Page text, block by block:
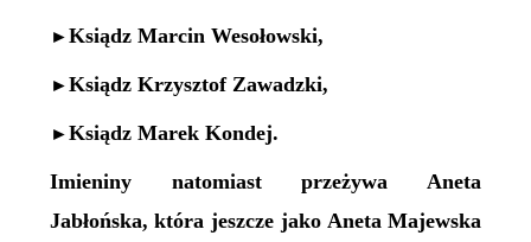
►Ksiądz Marcin Wesołowski,
►Ksiądz Krzysztof Zawadzki,
►Ksiądz Marek Kondej.
Imieniny natomiast przeżywa Aneta
Jabłońska, która jeszcze jako Aneta Majewska